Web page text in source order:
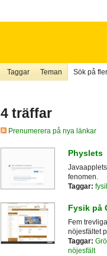
Taggar Teman Sök på
4 träffar
Prenumerera på nya länkar
Physlets
fenomen.
Taggar:
Fysik på
Fem
nöjesfältet
Taggar:
nöjesfält